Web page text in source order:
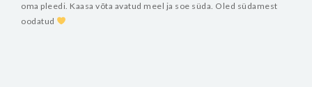
oma pleedi. Kaasa võta avatud meel ja soe süda. Oled südamest
oodatud